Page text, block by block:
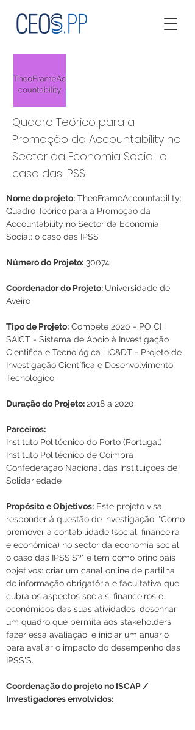
Quadro Teórico para a
Promoção da Accountability no
Sector da Economia Social: o
caso das IPSS
Nome do projeto: TheoFrameAccountability:
Quadro Teórico para a Promoção da
Accountability no Sector da Economia
Social: o caso das IPSS
Número do Projeto: 30074
Coordenador do Projeto: Universidade de
Aveiro
Tipo de Projeto: Compete 2020 - PO CI |
SAICT - Sistema de Apoio à Investigação
Cientifica e Tecnológica | IC&DT - Projeto de
Investigação Científica e Desenvolvimento
Tecnológico
Duração do Projeto: 2018 a 2020
Parceiros:
Instituto Politécnico do Porto (Portugal)
Instituto Politécnico de Coimbra
Confederação Nacional das Instituições de
Solidariedade
Propósito e Objetivos: Este projeto visa
responder à questão de investigação: "Como
promover a contabilidade (social, financeira
e económica) no sector da economia social:
o caso das IPSS'S?" e tem como principais
objetivos: criar um canal online de partilha
de informação obrigatória e facultativa que
cubra os aspectos sociais, financeiros e
económicos das suas atividades; desenhar
um quadro que permita aos stakeholders
fazer essa avaliação; e iniciar um anuário
para avaliar o impacto do desempenho das
IPSS'S.
Coordenação do projeto no ISCAP /
Investigadores envolvidos: